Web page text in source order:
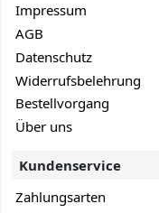
Impressum
AGB
Datenschutz
Widerrufsbelehrung
Bestellvorgang
Über uns
Kundenservice
Zahlungsarten